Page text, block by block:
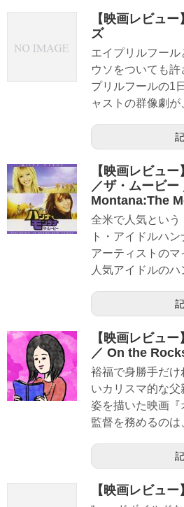
【映画レビュ
ズ
エイプリルフール
ウソをついても
プリルフールの1
ャストの群像劇が
【映画レビュ
／ザ・ムービ
Montana:The
全米で人気という
ト・アイドルハ
アーティストのマ
人気アイドルの
【映画レビュ
／ On the
裕福で身勝手だ
いカリスマ的な
姿を描いた映画『
監督を務めるのは
【映画レビュ